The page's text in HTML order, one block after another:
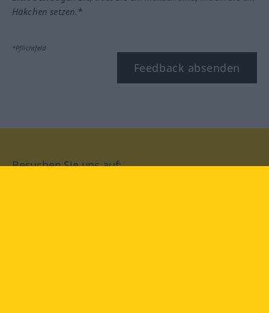
Häkchen setzen.*
*Pflichtfeld
Feedback absenden
Besuchen Sie uns auf: